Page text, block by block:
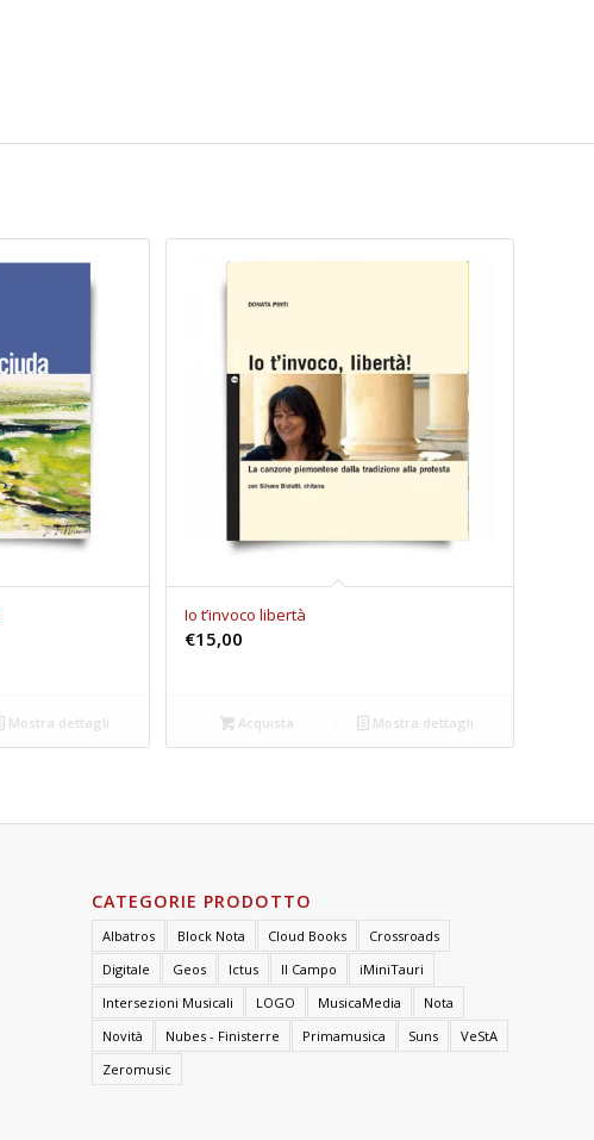
Mostra dettagli
Io t’invoco libertà
€15,00
Acquista Mostra dettagli
CATEGORIE PRODOTTO
Albatros Block Nota Cloud Books
Crossroads
Digitale
Geos Ictus Il Campo
iMiniTauri
Intersezioni Musicali
LOGO MusicaMedia
Nota
Novità
Nubes - Finisterre Primamusica Suns
VeStA
Zeromusic